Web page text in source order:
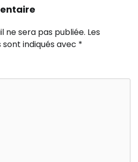
ne sera pas publiée. Les
indiqués avec *